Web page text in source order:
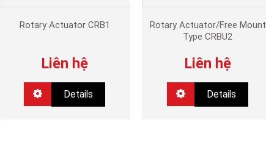
Rotary Actuator CRB1
Liên hệ
Details
Rotary Actuator/Free Mount
Type CRBU2
Liên hệ
Details